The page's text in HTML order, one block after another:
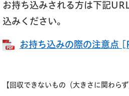
お持ち込みされる方は下記
込みください。
お持ち込みの際の注意点
【回収できないもの（大きさに関わらず